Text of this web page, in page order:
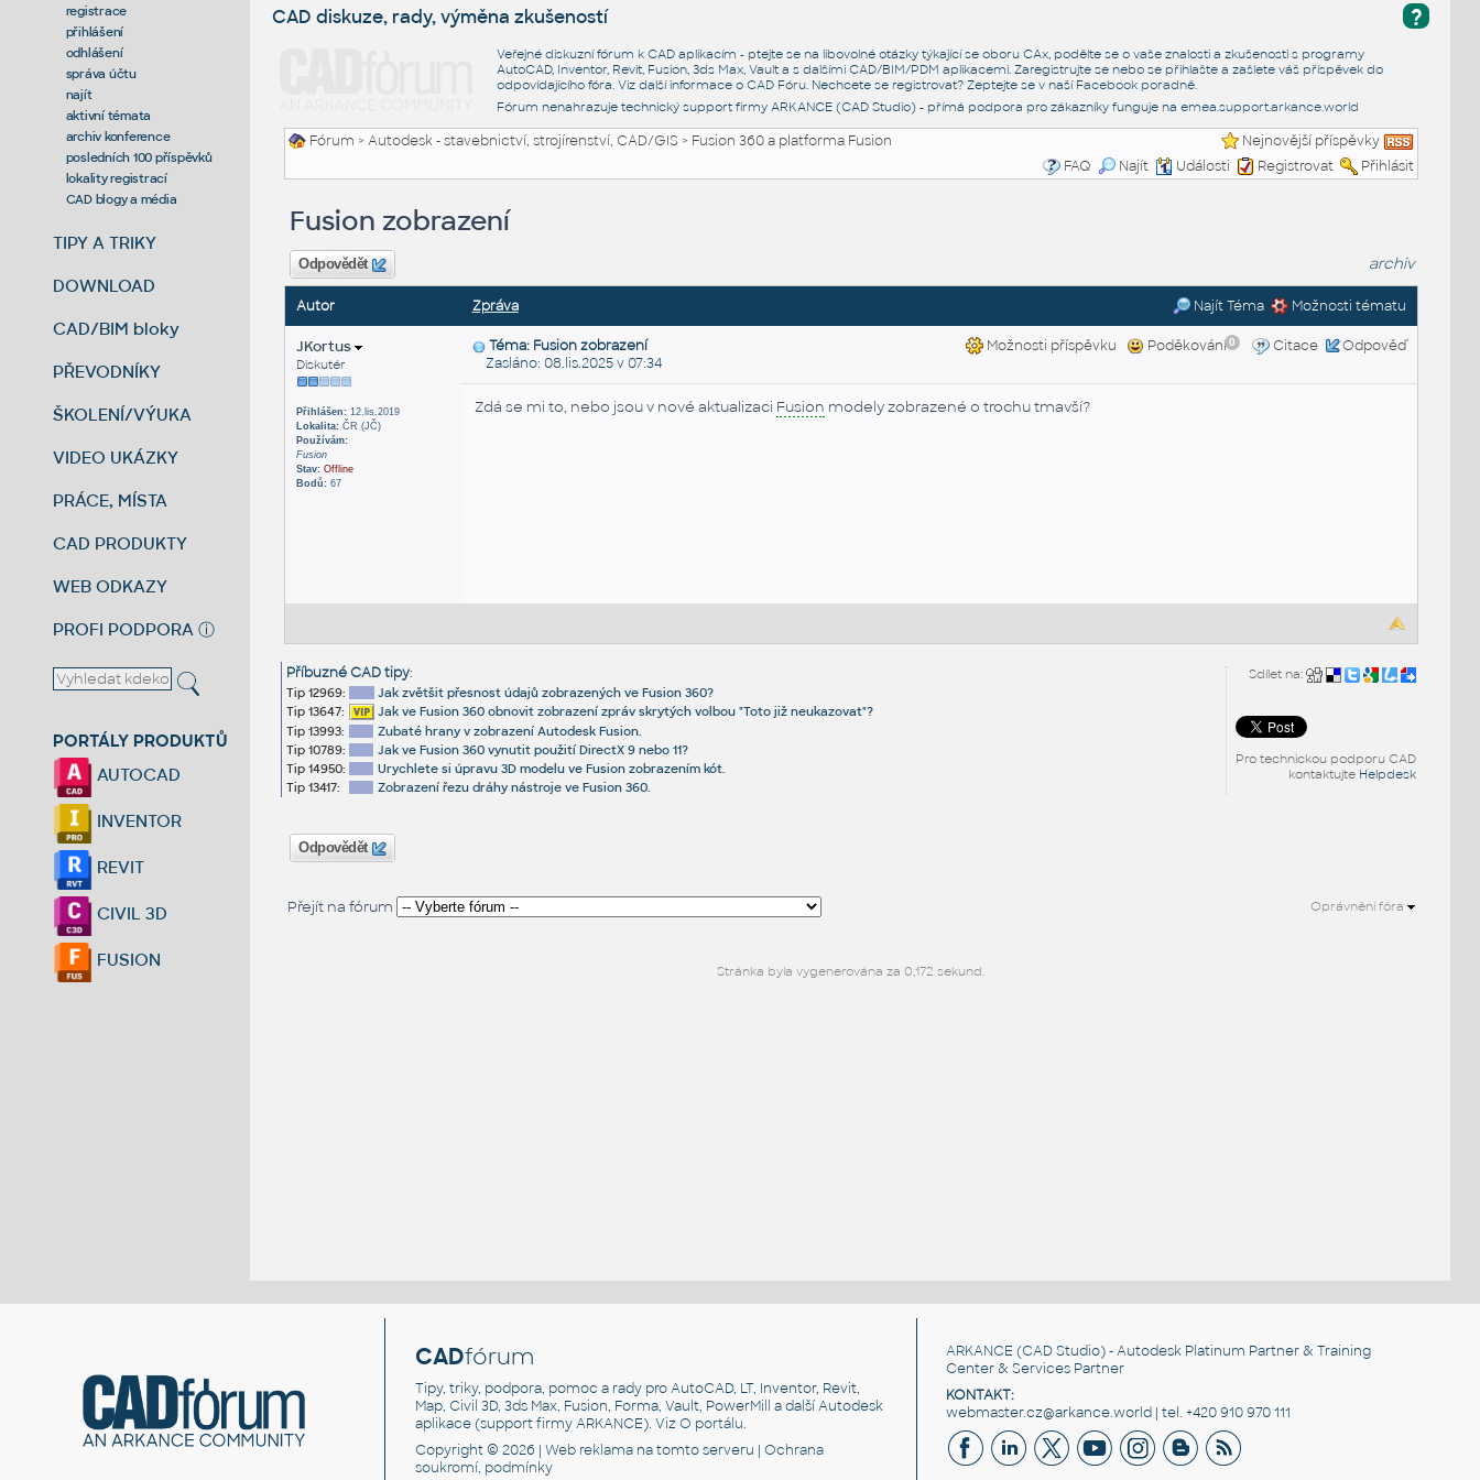
registrace
přihlášení
odhlášení
správa účtu
najít
aktivní témata
archiv konference
posledních 100 příspěvků
lokality registrací
CAD blogy a média
TIPY A TRIKY
DOWNLOAD
CAD/BIM bloky
PŘEVODNÍKY
ŠKOLENÍ/VÝUKA
VIDEO UKÁZKY
PRÁCE, MÍSTA
CAD PRODUKTY
WEB ODKAZY
PROFI PODPORA ⓘ
PORTÁLY PRODUKTŮ
AUTOCAD
INVENTOR
REVIT
CIVIL 3D
FUSION
?
CAD diskuze, rady, výměna zkušeností
Veřejné diskuzní fórum k CAD aplikacím - ptejte se na libovolné otázky týkající se oboru CAx, podělte se o vaše znalosti a zkušenosti s programy
AutoCAD, Inventor, Revit, Fusion, 3ds Max, Vault a s dalšími CAD/BIM/PDM aplikacemi. Zaregistrujte se nebo se přihlašte a zašlete váš příspěvek do
odpovídajícího fóra. Viz další informace o CAD Fóru. Nechcete se registrovat? Zeptejte se v naší Facebook poradně.
Fórum nenahrazuje technický support firmy ARKANCE (CAD Studio) - přímá podpora pro zákazníky funguje na emea.support.arkance.world
Fórum >Autodesk - stavebnictví, strojírenství, CAD/GIS> Fusion 360 a platforma Fusion
Nejnovější příspěvky
FAQ
Najít Události Registrovat Přihlásit
Fusion zobrazení
Odpovědět archiv
Autor Zpráva Najít Téma Možnosti tématu
JKortus
Diskutér
Přihlášen:12.lis.2019
Lokalita:ČR (JČ)
Používám:
Fusion
Stav: Offline
Bodů:67
Možnosti příspěvku Poděkování 0 Citace Odpověď
Téma: Fusion zobrazení
Zasláno: 08.lis.2025 v 07:34
Zdá se mi to, nebo jsou v nové aktualizaci Fusion modely zobrazené o trochu tmavší?
Sdílet na:
Pro technickou podporu CAD
kontaktujte Helpdesk
Příbuzné CAD tipy:
Tip 12969:
Jak zvětšit přesnost údajů zobrazených ve Fusion 360?
Tip 13647:
Jak ve Fusion 360 obnovit zobrazení zpráv skrytých volbou "Toto již neukazovat"?
Tip 13993:
Zubaté hrany v zobrazení Autodesk Fusion.
Tip 10789:
Jak ve Fusion 360 vynutit použití DirectX 9 nebo 11?
Tip 14950:
Urychlete si úpravu 3D modelu ve Fusion zobrazením kót.
Tip 13417:
Zobrazení řezu dráhy nástroje ve Fusion 360.
Odpovědět
Přejít na fórum Oprávnění fóra
Stránka byla vygenerována za 0,172 sekund.
CADfórum
Tipy, triky, podpora, pomoc a rady pro AutoCAD, LT, Inventor, Revit,
Map, Civil 3D, 3ds Max, Fusion, Forma, Vault, PowerMill a další Autodesk
aplikace (support firmy ARKANCE). VizO portálu.
Copyright © 2026 |Web reklama na tomto serveru |Ochrana
soukromí, podmínky
ARKANCE (CAD Studio) - Autodesk Platinum Partner & Training
Center & Services Partner
KONTAKT:
webmaster.cz@arkance.world | tel. +420 910 970 111